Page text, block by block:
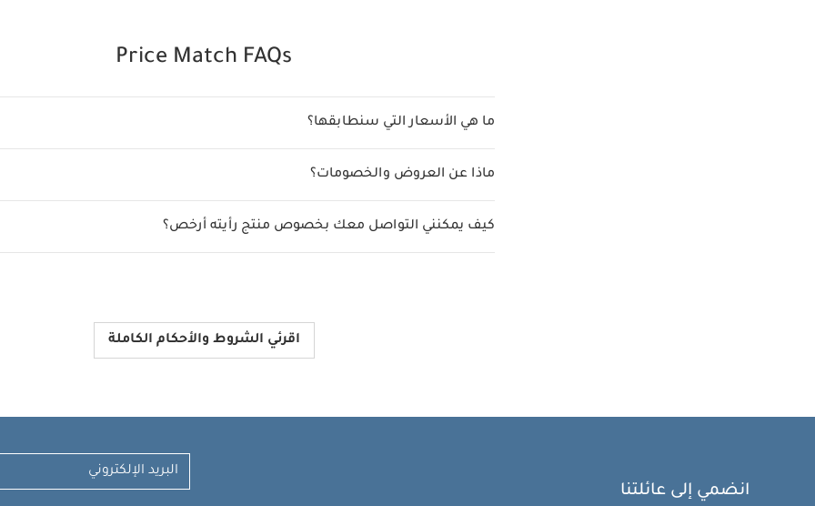
Price Match FAQs
ما هي الأسعار التي سنطابقها؟
ماذا عن العروض والخصومات؟
كيف يمكنني التواصل معك بخصوص منتج رأيته أرخص؟
اقرئي الشروط والأحكام الكاملة
انضمي إلى عائلتنا